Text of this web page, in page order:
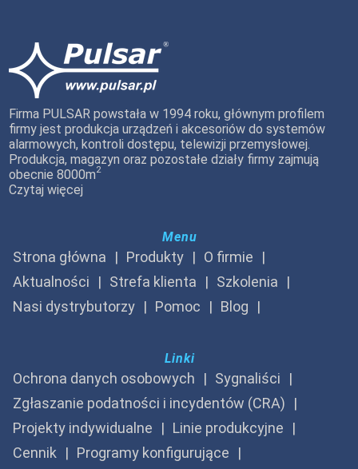
Firma PULSAR powstała w 1994 roku, głównym profilem
firmy jest produkcja urządzeń i akcesoriów do systemów
alarmowych, kontroli dostępu, telewizji przemysłowej.
Produkcja, magazyn oraz pozostałe działy firmy zajmują
obecnie 8000m2
Czytaj więcej
Menu
Strona główna Produkty
O firmie
Aktualności
Strefa klienta
Szkolenia
Nasi dystrybutorzy
Pomoc Blog
Linki
Ochrona danych osobowych
Sygnaliści
Zgłaszanie podatności i incydentów (CRA)
Projekty indywidualne
Linie produkcyjne
Cennik
Programy konfigurujące